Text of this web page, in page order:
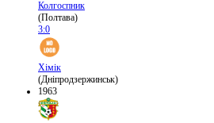
Колгоспник
(Полтава)
3:0
Хімік
(Дніпродзержинськ)
1963